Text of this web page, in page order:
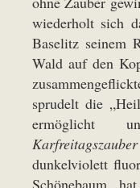
wiederholt sich
Baselitz seinem
Wald auf den
sprudelt die
ermöglicht
Karfreitagszauber
dunkelviolett
Schönebaum